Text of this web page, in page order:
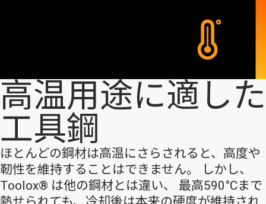
高温用途に適した
工具鋼
ほとんどの鋼材は高温にさらされると、高度や
靭性を維持することはできません。 しかし、
Toolox® は他の鋼材とは違い、 最高590°Cまで